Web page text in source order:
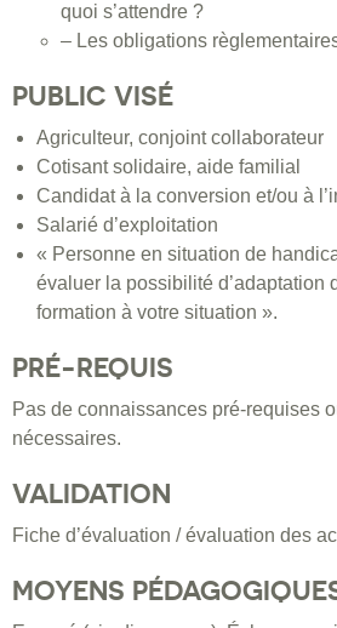
quoi s’attendre ?
– Les obligations
PUBLIC VISÉ
Agriculteur, conjoint collaborateur
Cotisant solidaire, aide familial
Candidat à la conversion et/ou à
Salarié d’exploitation
« Personne en situation de
évaluer la possibilité d’adaptation
formation à votre situation ».
PRÉ-REQUIS
Pas de connaissances pré-requises
nécessaires.
VALIDATION
Fiche d’évaluation / évaluation des
MOYENS